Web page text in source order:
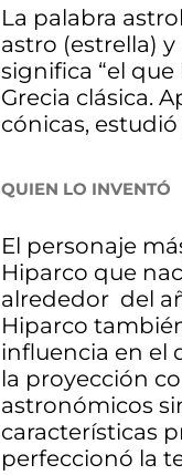
La palabra
astro (estrella)
significa “el
Grecia clásica.
cónicas,
QUIEN LO INVENTÓ
El personaje
Hiparco que
alrededor del
Hiparco
influencia en el
la proyección
astronómicos
características
perfeccionó la